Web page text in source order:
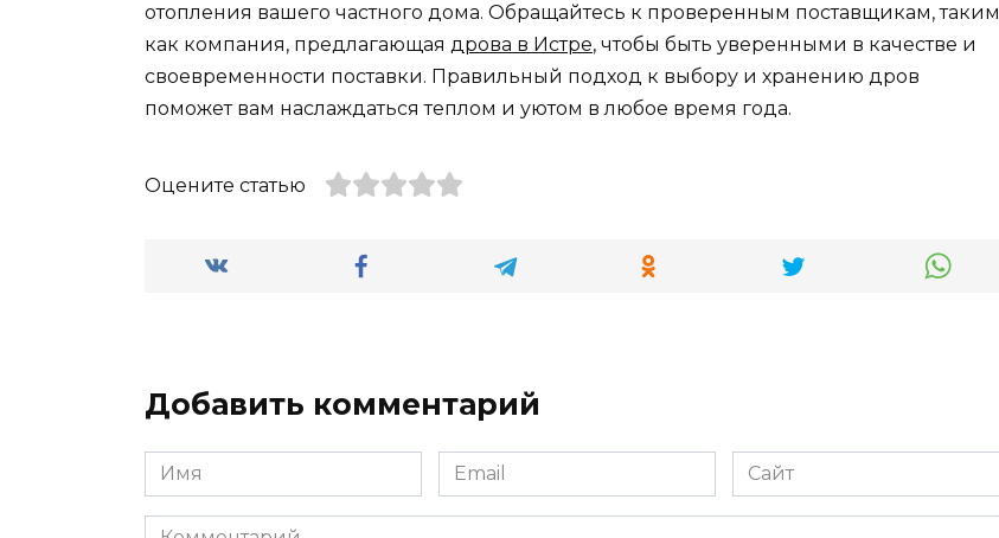
отопления вашего частного дома. Обращайтесь к проверенным поставщикам, таким
как компания, предлагающая дрова в Истре, чтобы быть уверенными в качестве и
своевременности поставки. Правильный подход к выбору и хранению дров
поможет вам наслаждаться теплом и уютом в любое время года.
Оцените статью
Добавить комментарий
Имя
*
Email
*
Сайт
Комментарий